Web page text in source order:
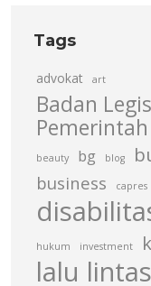
Tags
advokat art
Badan
Pemerintah
beauty bg blog
business capres
hukum investment
lalu lintas